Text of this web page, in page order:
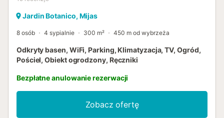
Jardin Botanico, Mijas
8 osób 4 sypialnie 300 m² 450 m od wybrzeża
Odkryty basen, WiFi, Parking, Klimatyzacja, TV, Ogród,
Pościel, Obiekt ogrodzony, Ręczniki
Bezpłatne anulowanie rezerwacji
Zobacz ofertę